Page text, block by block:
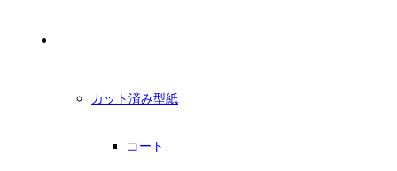
カット済み型紙
コート